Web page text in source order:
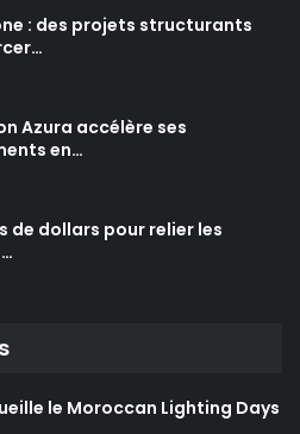
: des projets structurants
Azura accélère ses
en…
de dollars pour relier les
le Moroccan Lighting Days